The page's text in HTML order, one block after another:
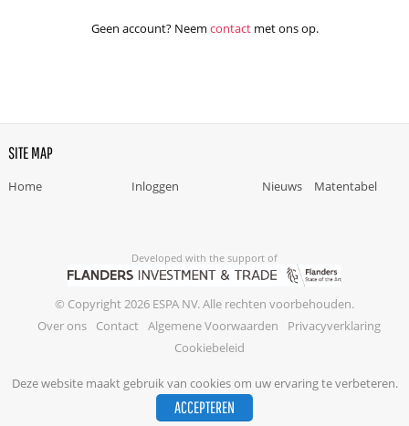
Deze website maakt gebruik van cookies om uw ervaring te verbeteren.
ACCEPTEREN
Geen account? Neem contactmet ons op.
SITE MAP
Home Inloggen Nieuws Matentabel
Developed with the support of
© Copyright 2026 ESPA NV. Alle rechten voorbehouden.
Over ons
Contact Algemene Voorwaarden
Privacyverklaring
Cookiebeleid